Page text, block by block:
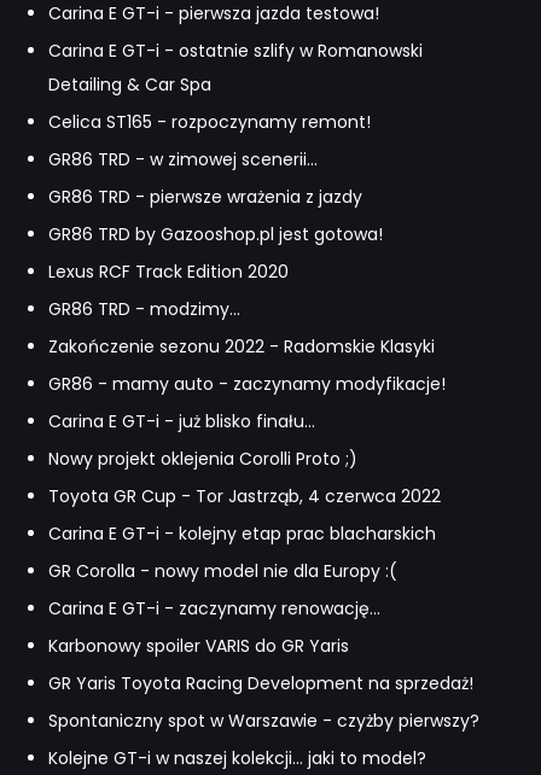
Carina E GT-i - pierwsza jazda testowa!
Carina E GT-i - ostatnie szlify w Romanowski
Detailing & Car Spa
Celica ST165 - rozpoczynamy remont!
GR86 TRD - w zimowej scenerii...
GR86 TRD - pierwsze wrażenia z jazdy
GR86 TRD by Gazooshop.pl jest gotowa!
Lexus RCF Track Edition 2020
GR86 TRD - modzimy...
Zakończenie sezonu 2022 - Radomskie Klasyki
GR86 - mamy auto - zaczynamy modyfikacje!
Carina E GT-i - już blisko finału...
Nowy projekt oklejenia Corolli Proto ;)
Toyota GR Cup - Tor Jastrząb, 4 czerwca 2022
Carina E GT-i - kolejny etap prac blacharskich
GR Corolla - nowy model nie dla Europy :(
Carina E GT-i - zaczynamy renowację...
Karbonowy spoiler VARIS do GR Yaris
GR Yaris Toyota Racing Development na sprzedaż!
Spontaniczny spot w Warszawie - czyżby pierwszy?
Kolejne GT-i w naszej kolekcji... jaki to model?